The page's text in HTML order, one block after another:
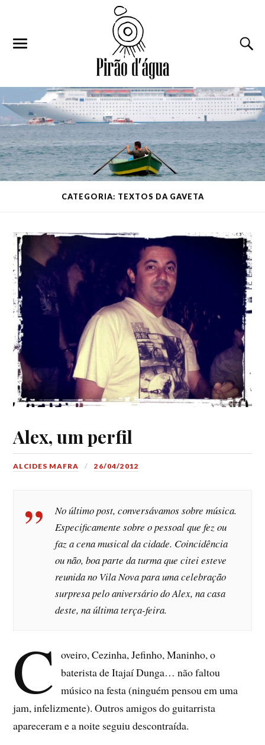
CATEGORIA: TEXTOS DA GAVETA
Alex, um perfil
ALCIDES MAFRA 26/04/2012
No último post, conversávamos sobre música.
Especificamente sobre o pessoal que fez ou
faz a cena musical da cidade. Coincidência
ou não, boa parte da turma que citei esteve
reunida no Vila Nova para uma celebração
surpresa pelo aniversário do Alex, na casa
deste, na última terça-feira.
C oveiro, Cezinha, Jefinho, Maninho, o
baterista de Itajaí Dunga… não faltou
músico na festa (ninguém pensou em uma
jam, infelizmente). Outros amigos do guitarrista
apareceram e a noite seguiu descontraída.